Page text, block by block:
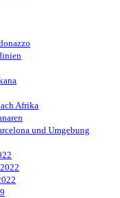
Afrika
und Umgebung